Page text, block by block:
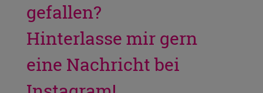
gefallen?
Hinterlasse mir gern
eine Nachricht bei